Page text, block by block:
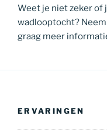
Weet je niet zeker of
wadlooptocht?
graag meer
ERVARINGEN